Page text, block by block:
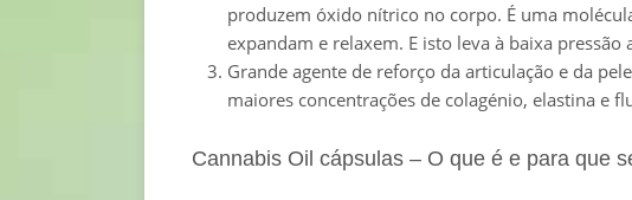
produzem óxido nítrico no corpo. É uma
expandam e relaxem. E isto leva à baixa
Grande agente de reforço da articulação e da
maiores concentrações de colagénio, elastina e
Cannabis Oil cápsulas – O que é e para que